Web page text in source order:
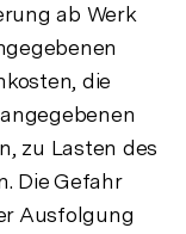
ab Werk
die
zu Lasten des
Die Gefahr
Ausfolgung